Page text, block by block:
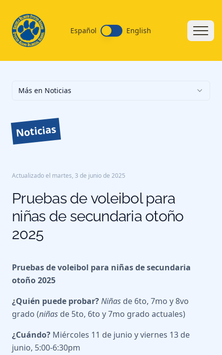
Español English
Más en Noticias
Noticias
Actualizado el martes, 3 de junio de 2025
Pruebas de voleibol para
niñas de secundaria otoño
2025
Pruebas de voleibol para niñas de secundaria
otoño 2025
¿Quién puede probar?Niñas de 6to, 7mo y 8vo
grado (niñas de 5to, 6to y 7mo grado actuales)
¿Cuándo? Miércoles 11 de junio y viernes 13 de
junio, 5:00-6:30pm